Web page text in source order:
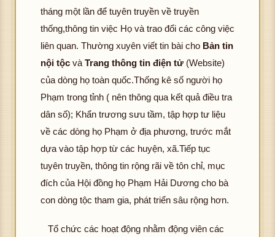
tháng một lần để tuyên truyền về truyền
thống,thông tin việc Họ và trao đổi các công việc
liên quan. Thường xuyên viết tin bài cho Bản tin
nội tộc và Trang thông tin điện tử (Website)
của dòng họ toàn quốc.Thống kê số người họ
Phạm trong tỉnh ( nên thông qua kết quả điều tra
dân số); Khẩn trương sưu tầm, tập hợp tư liệu
về các dòng họ Phạm ở địa phương, trước mắt
dựa vào tập hợp từ các huyện, xã.Tiếp tục
tuyên truyền, thông tin rộng rãi về tôn chỉ, mục
đích của Hội đồng họ Phạm Hải Dương cho bà
con dòng tộc tham gia, phát triển sâu rộng hơn.
Tổ chức các hoạt động nhằm động viên các